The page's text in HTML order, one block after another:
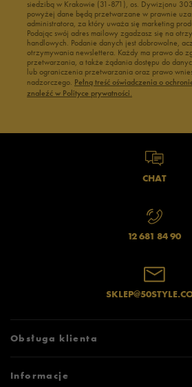
siedzibą w Krakowie (31-871), os. Dywizjonu
powyżej dane będą przetwarzane w prawnie
administratora, za który uważa się marketing
Podając swój adres mailowy zgadzasz się na
handlowych. Podanie danych jest dobrowolne,
otrzymywania newslettera. Każdy ma prawo do
przetwarzania, a także żądania dostępu do
lub ograniczenia przetwarzania oraz prawo
nadzorczego. Pełną treść oświadczenia o
znaleźć w Polityce prywatności.
CHAT
12 681 84 90
Obsługa klienta
Zwroty i reklamacje
Informacje